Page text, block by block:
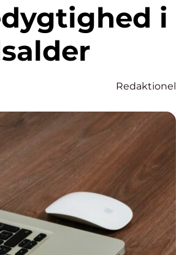
i
Redaktionel